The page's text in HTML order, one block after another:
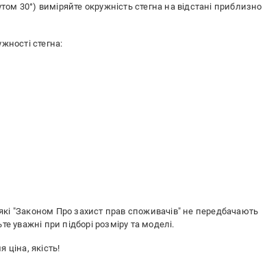
30°) виміряйте окружність стегна на відстані приблизно
стегна:
"Законом Про захист прав споживачів" не передбачають
уважні при підборі розміру та моделі.
ціна, якість!